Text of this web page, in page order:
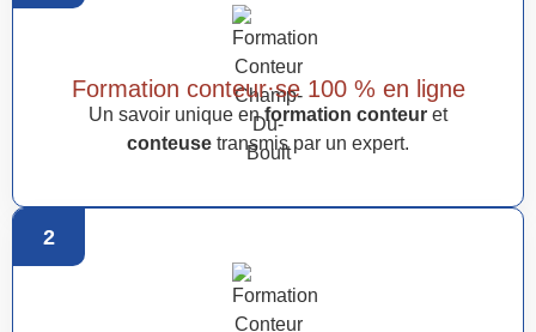
Formation conteur·se 100 % en ligne
Un savoir unique enformation conteur et
conteuse transmis par un expert.
2